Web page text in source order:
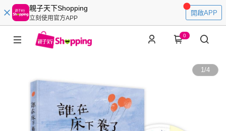
親子天下Shopping
立刻使用官方APP
開啟APP
0
1/4